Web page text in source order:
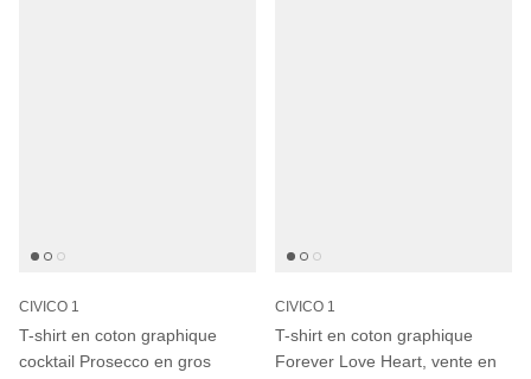
CIVICO 1
T-shirt en coton graphique
cocktail Prosecco en gros
CIVICO 1
T-shirt en coton graphique
Forever Love Heart, vente en